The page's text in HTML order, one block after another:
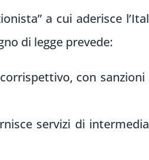
a cui aderisce
di legge prevede:
con sanzioni
servizi di